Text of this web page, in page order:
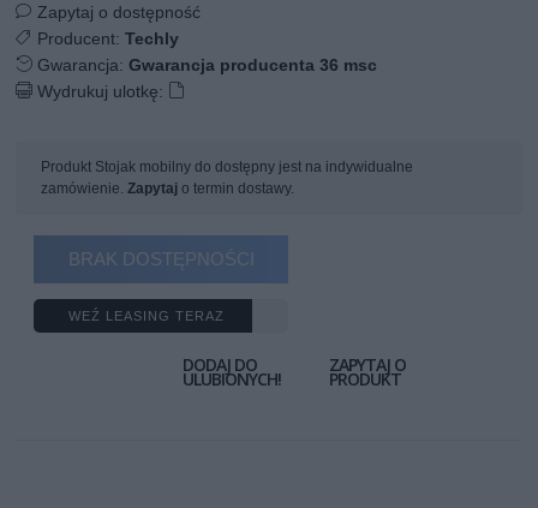
Zapytaj o dostępność
Producent:Techly
Gwarancja:Gwarancja producenta 36 msc
Wydrukuj ulotkę:
Produkt Stojak mobilny do dostępny jest na indywidualne
zamówienie.Zapytaj o termin dostawy.
BRAK DOSTĘPNOŚCI
WEŹ LEASING TERAZ
DODAJ DO
ULUBIONYCH!
ZAPYTAJ O
PRODUKT